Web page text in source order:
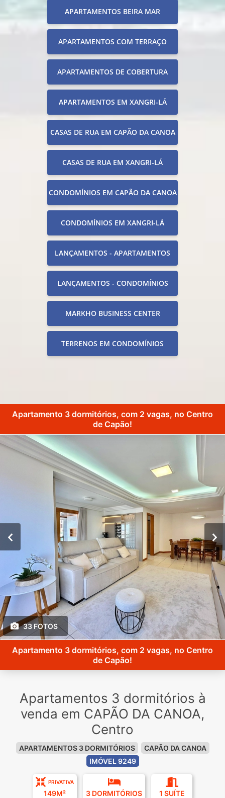
APARTAMENTOS BEIRA MAR
APARTAMENTOS COM TERRAÇO
APARTAMENTOS DE COBERTURA
APARTAMENTOS EM XANGRI-LÁ
CASAS DE RUA EM CAPÃO DA CANOA
CASAS DE RUA EM XANGRI-LÁ
CONDOMÍNIOS EM CAPÃO DA CANOA
CONDOMÍNIOS EM XANGRI-LÁ
LANÇAMENTOS - APARTAMENTOS
LANÇAMENTOS - CONDOMÍNIOS
MARKHO BUSINESS CENTER
TERRENOS EM CONDOMÍNIOS
Apartamento 3 dormitórios, com 2 vagas, no Centro
de Capão!
33 FOTOS
Apartamento 3 dormitórios, com 2 vagas, no Centro
de Capão!
Apartamentos 3 dormitórios à
venda em CAPÃO DA CANOA,
Centro
APARTAMENTOS 3 DORMITÓRIOS
CAPÃO DA CANOA
IMÓVEL 9249
PRIVATIVA
149M² 3 DORMITÓRIOS 1 SUÍTE